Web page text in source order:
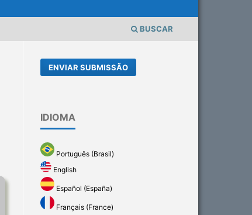
BUSCAR
ENVIAR SUBMISSÃO
IDIOMA
Português (Brasil)
English
Español (España)
Français (France)